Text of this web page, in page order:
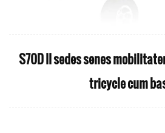
S70D II sedes senes
tricycle cum